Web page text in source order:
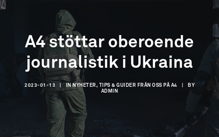
SEARCH
A4 stöttar oberoende
journalistik i Ukraina
2023-01-13 INNYHETER, TIPS & GUIDER FRÅN OSS PÅ A4
BY
ADMIN